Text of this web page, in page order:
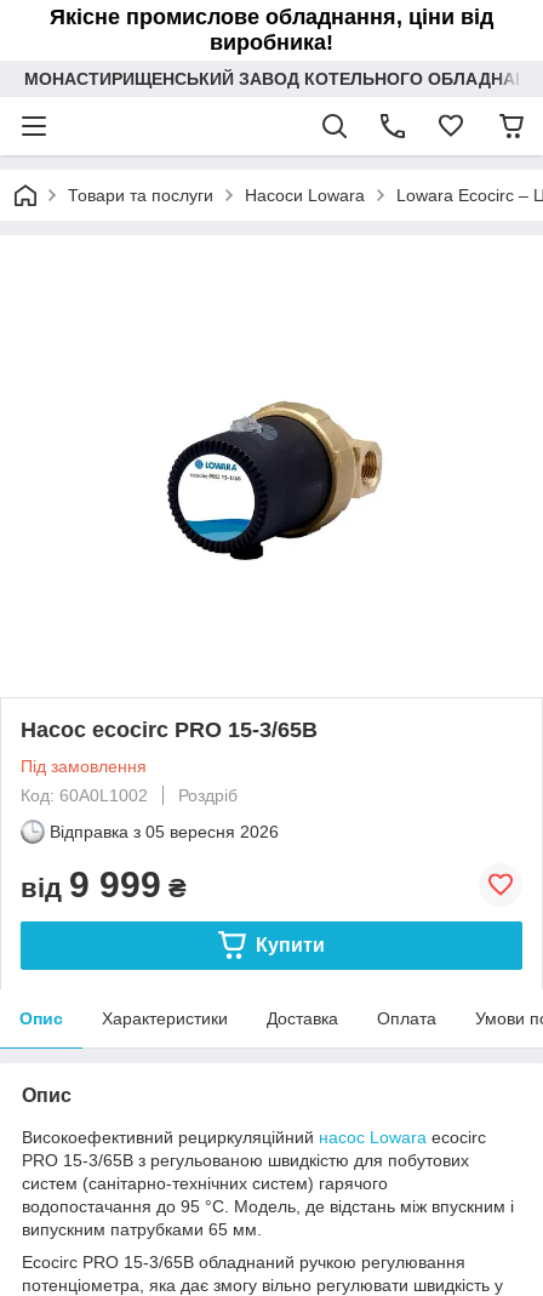
Якісне промислове обладнання, ціни від
виробника!
МОНАСТИРИЩЕНСЬКИЙ ЗАВОД КОТЕЛЬНОГО
Товари та послуги Насоси Lowara Lowara Ecocirc –
Насос ecocirc PRO 15-3/65B
Під замовлення
Код: 60A0L1002
Роздріб
Відправка з 05 вересня 2026
від 9 999 ₴
Купити
Опис Характеристики Доставка Оплата Умови
Опис
Високоефективний рециркуляційний насос Lowara ecocirc
PRO 15-3/65B з регульованою швидкістю для побутових
систем (санітарно-технічних систем) гарячого
водопостачання до 95 °C. Модель, де відстань між впускним і
випускним патрубками 65 мм.
Ecocirc PRO 15-3/65B обладнаний ручкою регулювання
потенціометра, яка дає змогу вільно регулювати швидкість у